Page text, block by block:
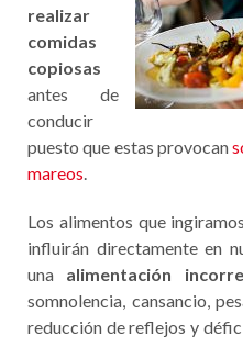
realizar
comidas
copiosas
antes de
conducir
puesto que estas provocan
mareos.
Los alimentos que
influirán directamente en
una alimentación
somnolencia, cansancio,
reducción de reflejos y